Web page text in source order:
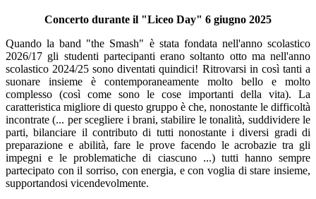
Concerto durante il "Liceo Day" 6 giugno 2025
Quando la band "the Smash" è stata fondata nell'anno scolastico
2026/17 gli studenti partecipanti erano soltanto otto ma nell'anno
scolastico 2024/25 sono diventati quindici! Ritrovarsi in così tanti a
suonare insieme è contemporaneamente molto bello e molto
complesso (così come sono le cose importanti della vita). La
caratteristica migliore di questo gruppo è che, nonostante le difficoltà
incontrate (... per scegliere i brani, stabilire le tonalità, suddividere le
parti, bilanciare il contributo di tutti nonostante i diversi gradi di
preparazione e abilità, fare le prove facendo le acrobazie tra gli
impegni e le problematiche di ciascuno ...) tutti hanno sempre
partecipato con il sorriso, con energia, e con voglia di stare insieme,
supportandosi vicendevolmente.